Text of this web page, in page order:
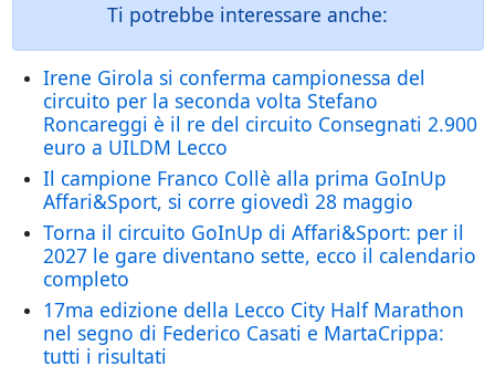
Ti potrebbe interessare anche:
Irene Girola si conferma campionessa del
circuito per la seconda volta Stefano
Roncareggi è il re del circuito Consegnati 2.900
euro a UILDM Lecco
Il campione Franco Collè alla prima GoInUp
Affari&Sport, si corre giovedì 28 maggio
Torna il circuito GoInUp di Affari&Sport: per il
2027 le gare diventano sette, ecco il calendario
completo
17ma edizione della Lecco City Half Marathon
nel segno di Federico Casati e MartaCrippa:
tutti i risultati